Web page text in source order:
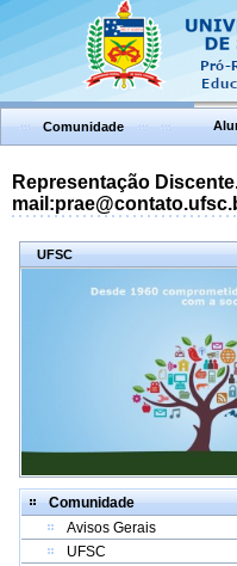
Comunidade
Representação
UFSC
Comunidade
Avisos Gerais
UFSC